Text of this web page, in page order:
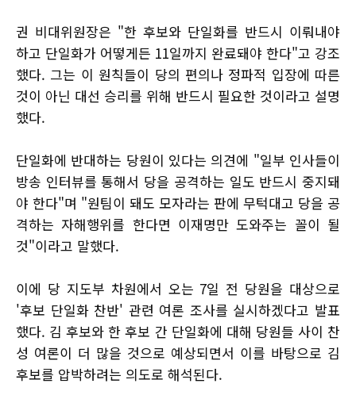
권 비대위원장은 "한 후보와 단일화를 반드시 이뤄내야
하고 단일화가 어떻게든 11일까지 완료돼야 한다"고 강조
했다. 그는 이 원칙들이 당의 편의나 정파적 입장에 따른
것이 아닌 대선 승리를 위해 반드시 필요한 것이라고 설명
했다.
단일화에 반대하는 당원이 있다는 의견에 "일부 인사들이
방송 인터뷰를 통해서 당을 공격하는 일도 반드시 중지돼
야 한다"며 "원팀이 돼도 모자라는 판에 무턱대고 당을 공
격하는 자해행위를 한다면 이재명만 도와주는 꼴이 될
것"이라고 말했다.
이에 당 지도부 차원에서 오는 7일 전 당원을 대상으로
'후보 단일화 찬반' 관련 여론 조사를 실시하겠다고 발표
했다. 김 후보와 한 후보 간 단일화에 대해 당원들 사이 찬
성 여론이 더 많을 것으로 예상되면서 이를 바탕으로 김
후보를 압박하려는 의도로 해석된다.